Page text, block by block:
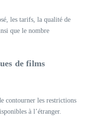
les tarifs, la qualité de
que le nombre
de films
contourner les restrictions
à l’étranger.